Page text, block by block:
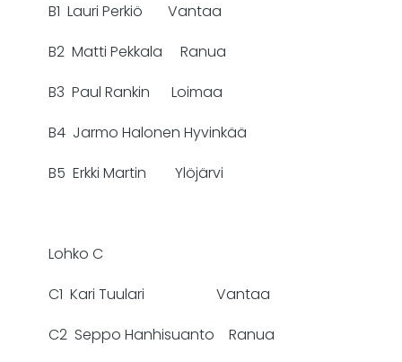
B1 Lauri Perkiö Vantaa
B2 Matti Pekkala Ranua
B3 Paul Rankin Loimaa
B4 Jarmo Halonen Hyvinkää
B5 Erkki Martin Ylöjärvi
Lohko C
C1 Kari Tuulari Vantaa
C2 Seppo Hanhisuanto Ranua